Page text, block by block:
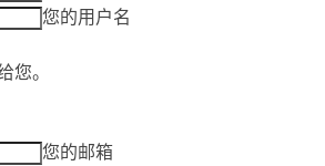
您的用户名
您。
您的邮箱